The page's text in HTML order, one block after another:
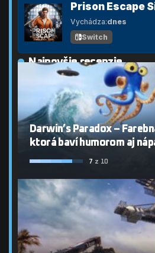
Prison Escape
Vychádza:dnes
Switch
Najnovšie recenzie
Darwin’s Paradox –
ktorá baví humorom aj
7 z 10